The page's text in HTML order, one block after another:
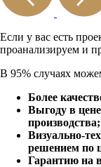
Если у вас есть
проанализируем и
В 95% случаях
Более
Выгоду в цене
производства;
Визуально-
решением по
Гарантию на